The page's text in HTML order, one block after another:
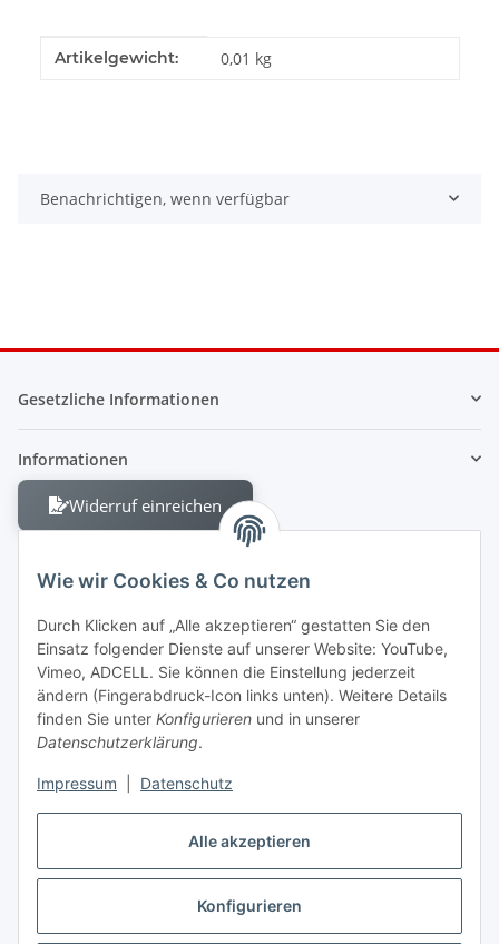
Alle akzeptieren
Konfigurieren
Wie wir Cookies & Co nutzen
Durch Klicken auf „Alle akzeptieren“ gestatten Sie den
Einsatz folgender Dienste auf unserer Website: YouTube,
Vimeo, ADCELL. Sie können die Einstellung jederzeit
ändern (Fingerabdruck-Icon links unten). Weitere Details
finden Sie unter Konfigurieren und in unserer
Datenschutzerklärung.
Impressum Datenschutz
Produkteigenschaft
Wert
Artikelgewicht: 0,01 kg
Benachrichtigen, wenn verfügbar
Gesetzliche Informationen
Informationen
Widerruf einreichen
Berliner Allee 38
13088 Berlin
Shop +49 30 4280 2070
Fax +49 30 4280 2071